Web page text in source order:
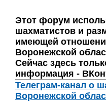
Этот форум
шахматистов и
имеющей
Воронежской
Сейчас здесь
информация -
Телеграм-канал о
Воронежской